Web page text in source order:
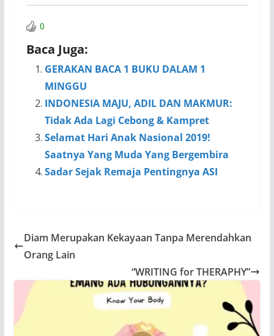
0
Baca Juga:
GERAKAN BACA 1 BUKU DALAM 1
MINGGU
INDONESIA MAJU, ADIL DAN MAKMUR:
Tidak Ada Lagi Cebong & Kampret
Selamat Hari Anak Nasional 2019!
Saatnya Yang Muda Yang Bergembira
Sadar Sejak Remaja Pentingnya ASI
Diam Merupakan Kekayaan Tanpa Merendahkan
Orang Lain
“WRITING for THERAPHY”